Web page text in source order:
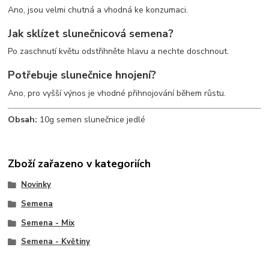
Ano, jsou velmi chutná a vhodná ke konzumaci.
Jak sklízet slunečnicová semena?
Po zaschnutí květu odstřihněte hlavu a nechte doschnout.
Potřebuje slunečnice hnojení?
Ano, pro vyšší výnos je vhodné přihnojování během růstu.
Obsah: 10g semen slunečnice jedlé
Zboží zařazeno v kategoriích
Novinky
Semena
Semena - Mix
Semena - Květiny